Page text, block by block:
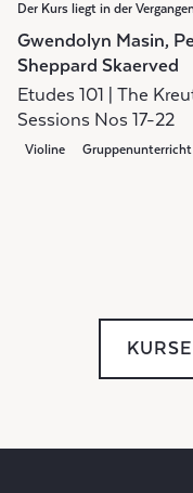
Der Kurs liegt in der
Gwendolyn Masin,
Sheppard Skaerved
Etudes 101 | The
Sessions Nos 17-22
Violine Gruppenunterricht